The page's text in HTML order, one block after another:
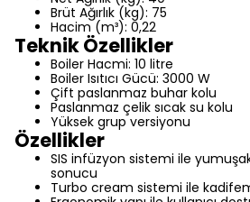
Brüt Ağırlık (kg): 75
Hacim (m³): 0,22
Teknik Özellikler
Boiler Hacmi: 10 litre
Boiler Isıtıcı Gücü: 3000 W
Çift paslanmaz buhar kolu
Paslanmaz çelik sıcak su kolu
Yüksek grup versiyonu
Özellikler
SIS infüzyon sistemi ile
sonucu
Turbo cream sistemi ile